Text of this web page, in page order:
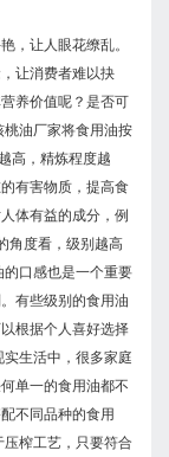
，让人眼花缭乱。
让消费者难以抉
养价值呢？是否可
油厂家将食用油按
高，精炼程度越
有害物质，提高食
体有益的成分，例
角度看，级别越高
口感也是一个重要
有些级别的食用油
根据个人喜好选择
生活中，很多家庭
单一的食用油都不
不同品种的食用
榨工艺，只要符合